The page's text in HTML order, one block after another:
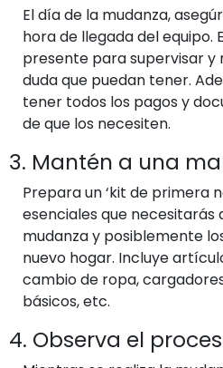
El día de la mudanza,
hora de llegada del
presente para supervisar y
duda que puedan tener.
tener todos los pagos y
de que los necesiten.
3. Mantén a una
Prepara un ‘kit de primera
esenciales que necesitarás
mudanza y posiblemente
nuevo hogar. Incluye
cambio de ropa,
básicos, etc.
4. Observa el